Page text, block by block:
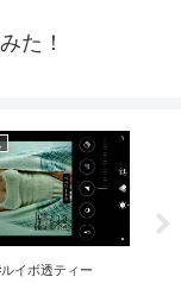
た！
イボ透ティー